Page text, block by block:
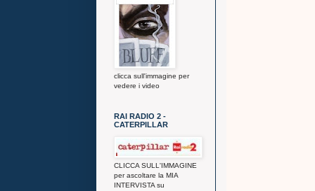
clicca sull'immagine per
vedere i video
RAI RADIO 2 -
CATERPILLAR
CLICCA SULL'IMMAGINE
per ascoltare la MIA
INTERVISTA su